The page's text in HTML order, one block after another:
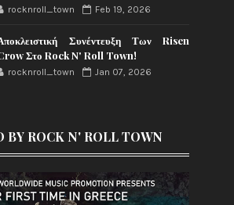
rocknroll_town Feb 19, 2026
Συνέντευξη Των Risen
Στο Rock N' Roll Town!
rocknroll_town Jan 07, 2026
BY ROCK N' ROLL TOWN